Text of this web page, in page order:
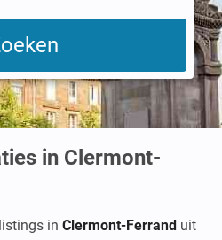
in Clermont-
in Clermont-Ferrand uit